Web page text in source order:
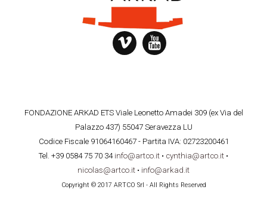
FONDAZIONE ARKAD ETS Viale Leonetto Amadei 309 (ex Via del
Palazzo 437) 55047 Seravezza LU
Codice Fiscale 91064160467 - Partita IVA: 02723200461
Tel. +39 0584 75 70 34 info@artco.it • cynthia@artco.it •
nicolas@artco.it • info@arkad.it
Copyright © 2017 ARTCO Srl - All Rights Reserved